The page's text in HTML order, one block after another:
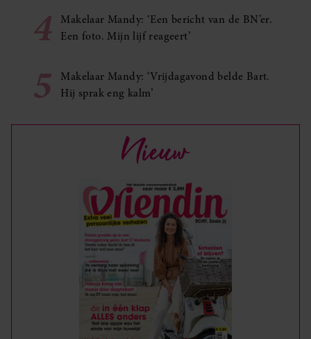
4
Makelaar Mandy: ‘Een bericht van de BN’er.
Een foto. Mijn lijf reageert’
5
Makelaar Mandy: ‘Vrijdagavond belde Bart.
Hij sprak eng kalm’
Nieuw